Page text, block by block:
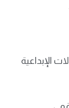
الإبداعية